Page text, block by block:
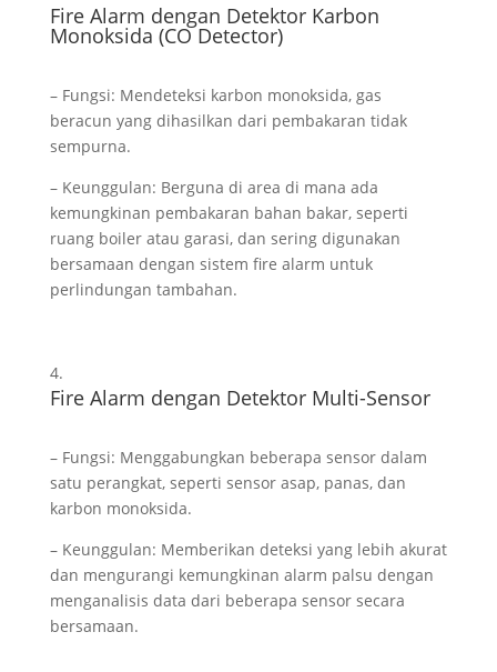
Fire Alarm dengan Detektor Karbon
Monoksida (CO Detector)
– Fungsi: Mendeteksi karbon monoksida, gas
beracun yang dihasilkan dari pembakaran tidak
sempurna.
– Keunggulan: Berguna di area di mana ada
kemungkinan pembakaran bahan bakar, seperti
ruang boiler atau garasi, dan sering digunakan
bersamaan dengan sistem fire alarm untuk
perlindungan tambahan.
Fire Alarm dengan Detektor Multi-Sensor
– Fungsi: Menggabungkan beberapa sensor dalam
satu perangkat, seperti sensor asap, panas, dan
karbon monoksida.
– Keunggulan: Memberikan deteksi yang lebih akurat
dan mengurangi kemungkinan alarm palsu dengan
menganalisis data dari beberapa sensor secara
bersamaan.